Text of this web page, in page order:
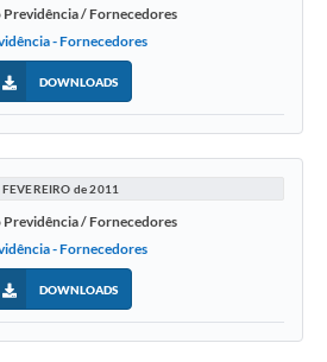
/ Fornecedores
- Fornecedores
DOWNLOADS
FEVEREIRO de 2011
/ Fornecedores
- Fornecedores
DOWNLOADS